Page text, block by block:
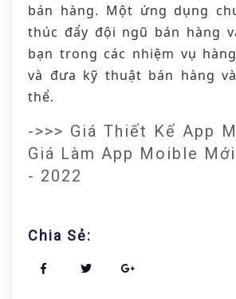
bán hàng. Một ứng dụng
thúc đẩy đội ngũ bán hàng
bạn trong các nhiệm vụ
và đưa kỹ thuật bán hàng
thể.
->>> Giá Thiết Kế App
Giá Làm App Moible
- 2022
Chia Sẻ: